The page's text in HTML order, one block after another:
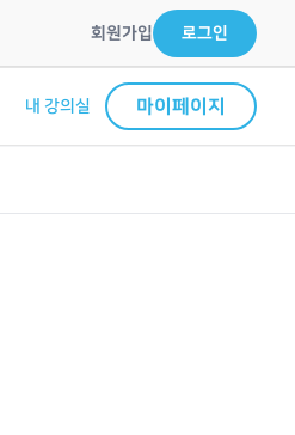
회원가입 로그인
내 강의실 마이페이지